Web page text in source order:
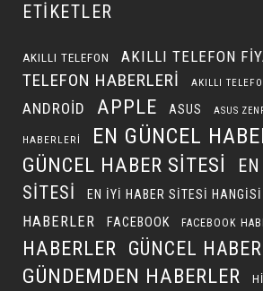
ETIKETLER
AKILLI TELEFON AKILLI TELEFON
TELEFON HABERLERI
AKILLI
ANDROID APPLE ASUS ASUS
HABERLERI EN GÜNCEL
GÜNCEL HABER SITESI
SITESI
EN IYI HABER SITESI HANGISI
HABERLER
FACEBOOK FACEBOOK
HABERLER
GÜNCEL
GÜNDEMDEN HABERLER